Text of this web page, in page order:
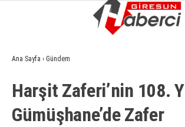
GÜNDEM
EKONOMI
Ana Sayfa › Gündem
Harşit Zaferi’nin 108.
Gümüşhane’de Zafer